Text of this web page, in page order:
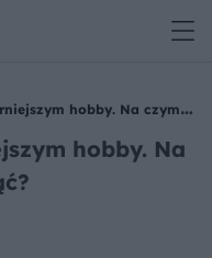
hobby. Na czym
hobby. Na